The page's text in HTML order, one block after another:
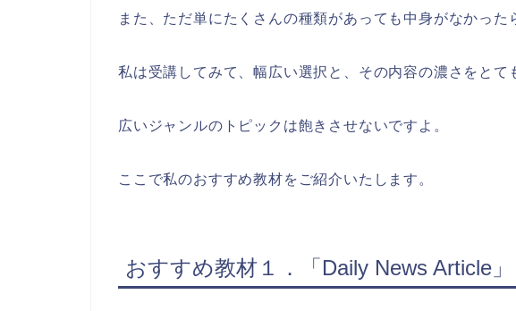
また、ただ単にたくさんの種類があっても中身がなかった
私は受講してみて、幅広い選択と、その内容の濃さをとて
広いジャンルのトピックは飽きさせないですよ。
ここで私のおすすめ教材をご紹介いたします。
おすすめ教材１．「Daily News Article」